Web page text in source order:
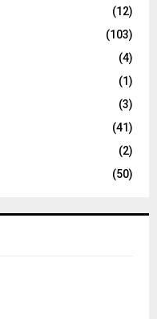
(12)
(103)
(4)
(1)
(3)
(41)
(2)
(50)